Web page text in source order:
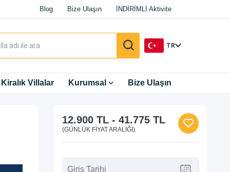
Blog Bize Ulaşın İNDİRİMLİ Aktivite
TR
Kiralık Villalar Kurumsal Bize Ulaşın
12.900 TL- 41.775 TL
(GÜNLÜK FIYAT ARALIĞI)